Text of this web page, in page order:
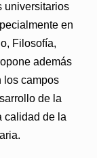
universitarios
en
Filosofía,
además
los campos
de la
calidad de la